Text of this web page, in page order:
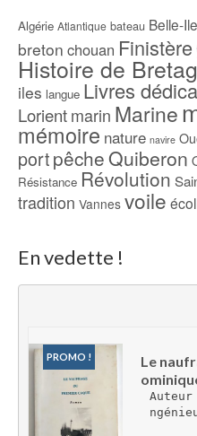
Algérie Atlantique bateau Belle-Ile
breton chouan Finistère
Histoire de
iles langue Livres
Lorientmarin Marine
mémoire nature navire
portpêcheQuiberon
Résistance Révolution
tradition Vannes voile
En vedette !
PROMO !
Le
Auteur